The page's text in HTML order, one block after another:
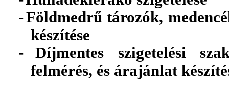
-Földmedrű tározók,
készítése
-
Díjmentes szigetelési
felmérés, és árajánlat